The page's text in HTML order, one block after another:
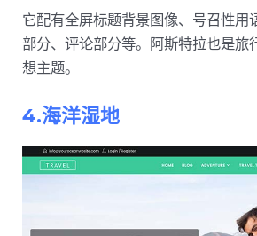
它配有全屏标题背景图像、号召性用
部分、评论部分等。阿斯特拉也是旅
想主题。
4.海洋湿地